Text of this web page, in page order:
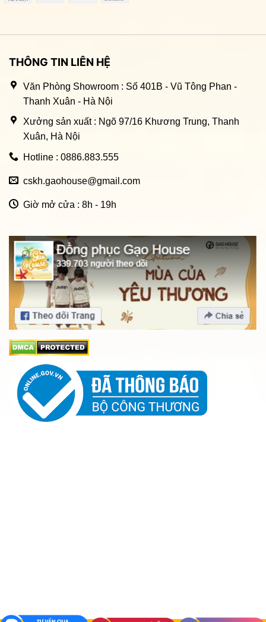
THÔNG TIN LIÊN HỆ
Văn Phòng Showroom : Số 401B - Vũ Tông Phan -
Thanh Xuân - Hà Nội
Xưởng sản xuất : Ngõ 97/16 Khương Trung, Thanh
Xuân, Hà Nội
Hotline : 0886.883.555
cskh.gaohouse@gmail.com
Giờ mở cửa : 8h - 19h